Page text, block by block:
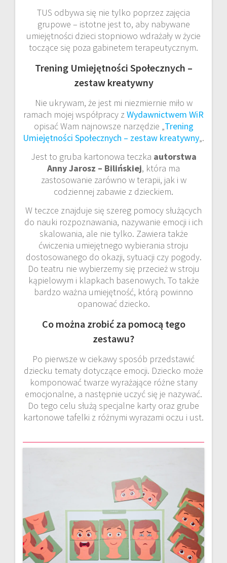
TUS odbywa się nie tylko poprzez zajęcia
grupowe – istotne jest to, aby nabywane
umiejętności dzieci stopniowo wdrażały w życie
toczące się poza gabinetem terapeutycznym.
Trening Umiejętności Społecznych –
zestaw kreatywny
Nie ukrywam, że jest mi niezmiernie miło w
ramach mojej współpracy z Wydawnictwem WiR
opisać Wam najnowsze narzędzie „ Trening
Umiejętności Społecznych – zestaw kreatywny „.
Jest to gruba kartonowa teczka autorstwa
Anny Jarosz – Bilińskiej, która ma
zastosowanie zarówno w terapii, jak i w
codziennej zabawie z dzieckiem.
W teczce znajduje się szereg pomocy służących
do nauki rozpoznawania, nazywanie emocji i ich
skalowania, ale nie tylko. Zawiera także
ćwiczenia umiejętnego wybierania stroju
dostosowanego do okazji, sytuacji czy pogody.
Do teatru nie wybierzemy się przecież w stroju
kąpielowym i klapkach basenowych. To także
bardzo ważna umiejętność, którą powinno
opanować dziecko.
Co można zrobić za pomocą tego
zestawu?
Po pierwsze w ciekawy sposób przedstawić
dziecku tematy dotyczące emocji. Dziecko może
komponować twarze wyrażające różne stany
emocjonalne, a następnie uczyć się je nazywać.
Do tego celu służą specjalne karty oraz grube
kartonowe tafelki z różnymi wyrazami oczu i ust.